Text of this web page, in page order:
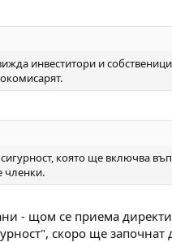
инвеститори и
която ще включва
членки.
- щом се приема
скоро ще